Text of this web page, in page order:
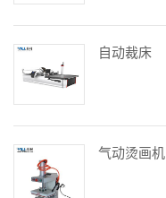
自动裁床
气动烫画机